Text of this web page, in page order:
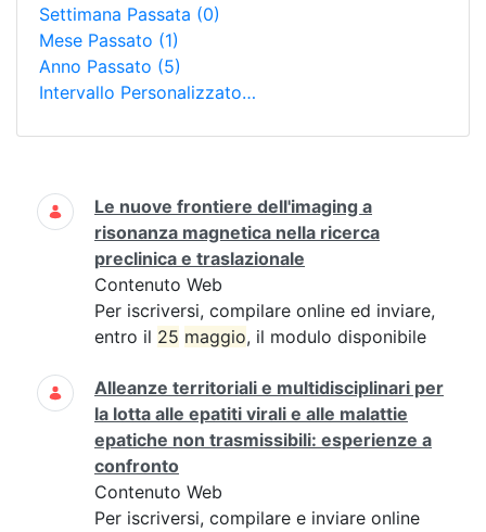
Settimana Passata (0)
Mese Passato (1)
Anno Passato (5)
Intervallo Personalizzato…
Ricerca
Le nuove frontiere dell'imaging a
risonanza magnetica nella ricerca
preclinica e traslazionale
Contenuto Web
Per iscriversi, compilare online ed inviare,
entro il 25 maggio, il modulo disponibile
Alleanze territoriali e multidisciplinari per
la lotta alle epatiti virali e alle malattie
epatiche non trasmissibili: esperienze a
confronto
Contenuto Web
Per iscriversi, compilare e inviare online